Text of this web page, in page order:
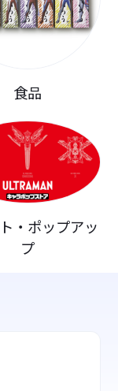
食品
・ポップアッ
プ